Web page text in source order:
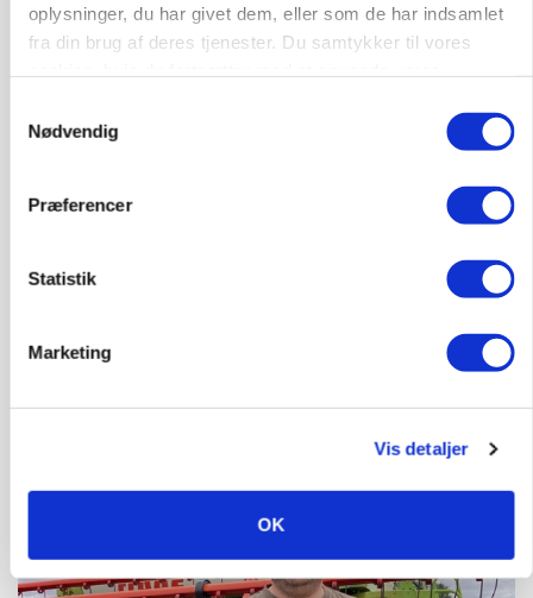
oplysninger, du har givet dem, eller som de har indsamlet
fra din brug af deres tjenester. Du samtykker til vores
Nødvendig
Præferencer
Statistik
Marketing
Vis detaljer
OK
Grisenoteringen står stille
BUSINESS
32.500 stipladser skifter slagteri: En af landets